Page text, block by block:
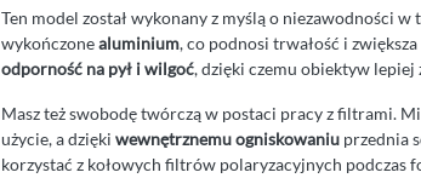
Ten model został wykonany z myślą o niezawodności
wykończonealuminium, co podnosi trwałość i
odporność na pył i wilgoć, dzięki czemu obiektyw
Masz też swobodę twórczą w postaci pracy z filtrami.
użycie, a dzięki wewnętrznemu ogniskowaniu przednia
korzystać z kołowych filtrów polaryzacyjnych